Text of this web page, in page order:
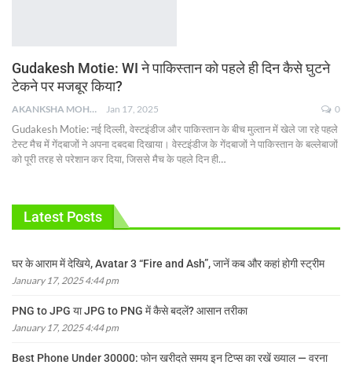
Gudakesh Motie: WI ने पाकिस्तान को पहले ही दिन कैसे घुटने
टेकने पर मजबूर किया?
AKANKSHA MOHAN Jan 17, 2025 0
Gudakesh Motie: नई दिल्ली, वेस्टइंडीज और पाकिस्तान के बीच मुल्तान में खेले जा रहे पहले
टेस्ट मैच में गेंदबाजों ने अपना दबदबा दिखाया। वेस्टइंडीज के गेंदबाजों ने पाकिस्तान के बल्लेबाजों
को पूरी तरह से परेशान कर दिया, जिससे मैच के पहले दिन ही…
Latest Posts
घर के आराम में देखिये, Avatar 3 “Fire and Ash”, जानें कब और कहां होगी स्ट्रीम
January 17, 2025 4:44 pm
PNG to JPG या JPG to PNG में कैसे बदलें? आसान तरीका
January 17, 2025 4:44 pm
Best Phone Under 30000: फोन खरीदते समय इन टिप्स का रखें ख्याल — वरना